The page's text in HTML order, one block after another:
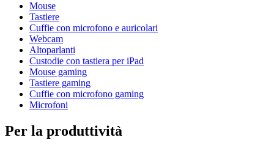
Mouse
Tastiere
Cuffie con microfono e auricolari
Webcam
Altoparlanti
Custodie con tastiera per iPad
Mouse gaming
Tastiere gaming
Cuffie con microfono gaming
Microfoni
Per la produttività